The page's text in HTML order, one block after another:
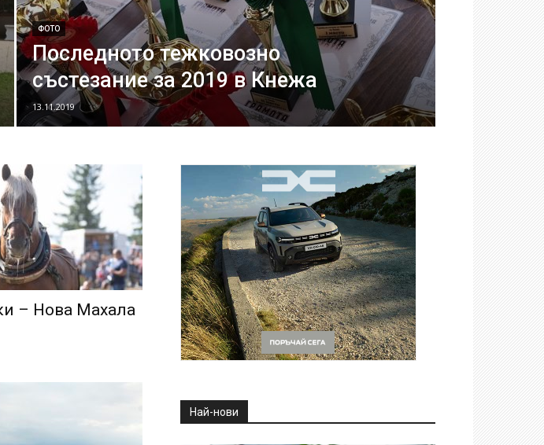
ФОТО
Последното тежковозно
състезание за 2019 в Кнежа
13.11.2019
– Нова Махала
Най-нови